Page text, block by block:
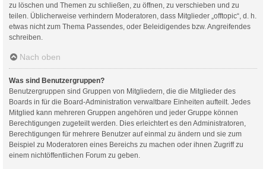
zu löschen und Themen zu schließen, zu öffnen, zu verschieben und zu
teilen. Üblicherweise verhindern Moderatoren, dass Mitglieder „offtopic“, d. h.
etwas nicht zum Thema Passendes, oder Beleidigendes bzw. Angreifendes
schreiben.
Nach oben
Was sind Benutzergruppen?
Benutzergruppen sind Gruppen von Mitgliedern, die die Mitglieder des
Boards in für die Board-Administration verwaltbare Einheiten aufteilt. Jedes
Mitglied kann mehreren Gruppen angehören und jeder Gruppe können
Berechtigungen zugeteilt werden. Dies erleichtert es den Administratoren,
Berechtigungen für mehrere Benutzer auf einmal zu ändern und sie zum
Beispiel zu Moderatoren eines Bereichs zu machen oder ihnen Zugriff zu
einem nichtöffentlichen Forum zu geben.